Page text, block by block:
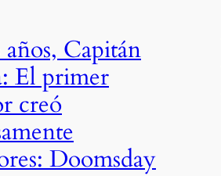
Capitán
El primer
creó
Doomsday